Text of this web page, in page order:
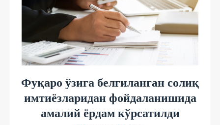
Фуқаро ўзига белгиланган солиқ
имтиёзларидан фойдаланишида
амалий ёрдам кўрсатилди